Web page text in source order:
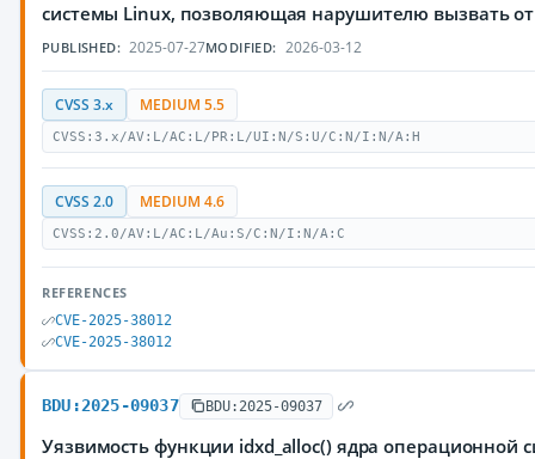
системы Linux, позволяющая нарушителю вызвать
PUBLISHED: 2025-07-27MODIFIED: 2026-03-12
CVSS 3.x MEDIUM 5.5
CVSS:3.x/AV:L/AC:L/PR:L/UI:N/S:U/C:N/I:N/A:H
CVSS 2.0 MEDIUM 4.6
CVSS:2.0/AV:L/AC:L/Au:S/C:N/I:N/A:C
REFERENCES
CVE-2025-38012
CVE-2025-38012
BDU:2025-09037 BDU:2025-09037
Уязвимость функции idxd_alloc() ядра операционной